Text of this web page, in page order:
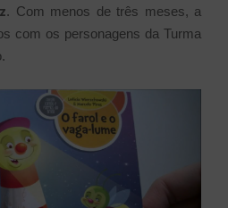
. Com menos de três meses, a
com os personagens da Turma